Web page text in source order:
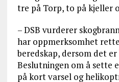
tre på Torp, to på kjeller
– DSB vurderer
har oppmerksomhet
beredskap, dersom det
Beslutningen om å sette
på kort varsel og